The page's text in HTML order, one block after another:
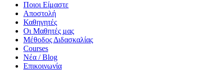
Ποιοι Είμαστε
Αποστολή
Καθηγητές
Οι Μαθητές μας
Μέθοδος Διδασκαλίας
Courses
Νέα / Blog
Επικοινωνία